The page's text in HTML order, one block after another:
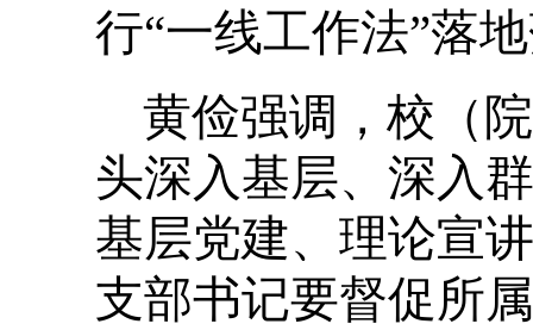
行“一线工作法”落
黄俭强调，校（
头深入基层、深入
基层党建、理论宣
支部书记要督促所